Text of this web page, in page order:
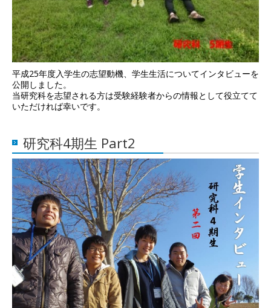
平成25年度入学生の志望動機、学生生活についてインタビューを
公開しました。
当研究科を志望される方は受験経験者からの情報として役立てて
いただければ幸いです。
研究科4期生 Part2